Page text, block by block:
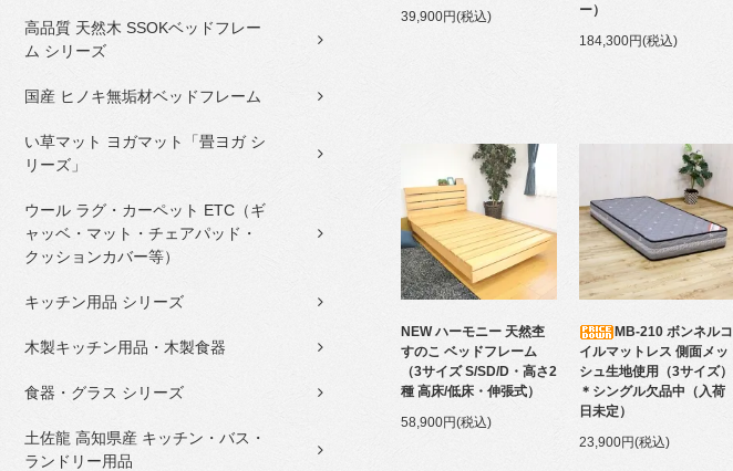
高品質 天然木 SSOKベッドフレー
ム シリーズ
国産 ヒノキ無垢材ベッドフレーム
い草マット ヨガマット「畳ヨガ シ
リーズ」
ウール ラグ・カーペット ETC（ギ
ャッベ・マット・チェアパッド・
クッションカバー等）
キッチン用品 シリーズ
木製キッチン用品・木製食器
食器・グラス シリーズ
土佐龍 高知県産 キッチン・バス・
ランドリー用品
39,900円(税込)
ー）
184,300円(税込)
NEW ハーモニー 天然杢
すのこ ベッドフレーム
（3サイズ S/SD/D・高さ2
種 高床/低床・伸張式）
58,900円(税込)
MB-210 ボンネルコ
イルマットレス 側面メッ
シュ生地使用（3サイズ）
＊シングル欠品中（入荷
日未定）
23,900円(税込)